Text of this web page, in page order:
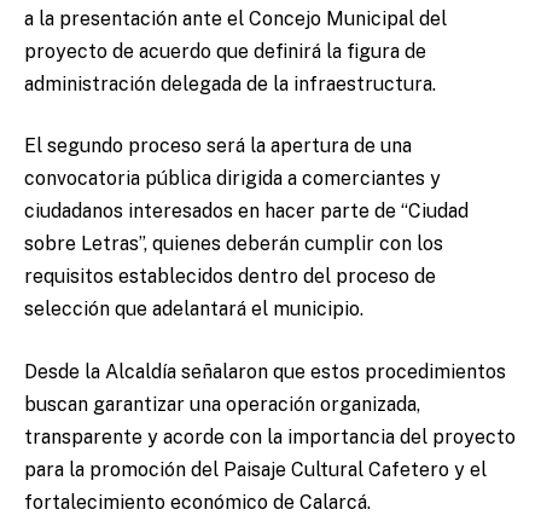
a la presentación ante el Concejo Municipal del
proyecto de acuerdo que definirá la figura de
administración delegada de la infraestructura.
El segundo proceso será la apertura de una
convocatoria pública dirigida a comerciantes y
ciudadanos interesados en hacer parte de “Ciudad
sobre Letras”, quienes deberán cumplir con los
requisitos establecidos dentro del proceso de
selección que adelantará el municipio.
Desde la Alcaldía señalaron que estos procedimientos
buscan garantizar una operación organizada,
transparente y acorde con la importancia del proyecto
para la promoción del Paisaje Cultural Cafetero y el
fortalecimiento económico de Calarcá.